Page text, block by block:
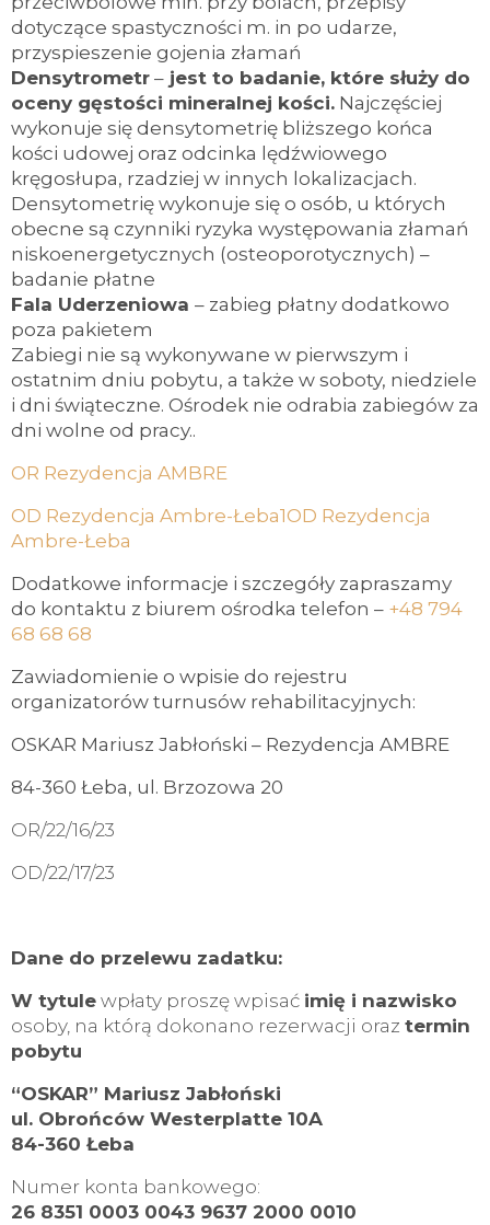
dotyczące spastyczności m. in po udarze,
przyspieszenie gojenia złamań
Densytrometr – jest to badanie, które służy do
oceny gęstości mineralnej kości. Najczęściej
wykonuje się densytometrię bliższego końca
kości udowej oraz odcinka lędźwiowego
kręgosłupa, rzadziej w innych lokalizacjach.
Densytometrię wykonuje się o osób, u których
obecne są czynniki ryzyka występowania złamań
niskoenergetycznych (osteoporotycznych) –
badanie płatne
Fala Uderzeniowa – zabieg płatny dodatkowo
poza pakietem
Zabiegi nie są wykonywane w pierwszym i
ostatnim dniu pobytu, a także w soboty, niedziele
i dni świąteczne. Ośrodek nie odrabia zabiegów za
dni wolne od pracy..
OR Rezydencja AMBRE
OD Rezydencja Ambre-Łeba1OD Rezydencja
Ambre-Łeba
Dodatkowe informacje i szczegóły zapraszamy
do kontaktu z biurem ośrodka telefon – +48 794
68 68 68
Zawiadomienie o wpisie do rejestru
organizatorów turnusów rehabilitacyjnych:
OSKAR Mariusz Jabłoński – Rezydencja AMBRE
84-360 Łeba, ul. Brzozowa 20
OR/22/16/23
OD/22/17/23
Dane do przelewu zadatku:
W tytule wpłaty proszę wpisać imię i nazwisko
osoby, na którą dokonano rezerwacji oraz termin
pobytu
“OSKAR” Mariusz Jabłoński
ul. Obrońców Westerplatte 10A
84-360 Łeba
Numer konta bankowego:
26 8351 0003 0043 9637 2000 0010